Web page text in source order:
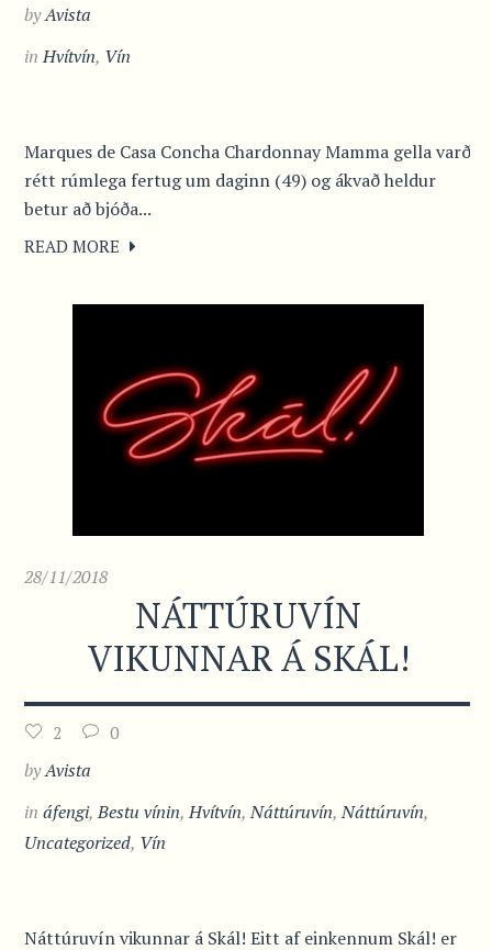
byAvista
inHvítvín, Vín
Marques de Casa Concha Chardonnay Mamma gella varð
rétt rúmlega fertug um daginn (49) og ákvað heldur
betur að bjóða...
READ MORE
28/11/2018
NÁTTÚRUVÍN
VIKUNNAR Á SKÁL!
2 0
byAvista
ináfengi,Bestu vínin,Hvítvín,Náttúruvín,Náttúruvín,
Uncategorized, Vín
Náttúruvín vikunnar á Skál! Eitt af einkennum Skál! er